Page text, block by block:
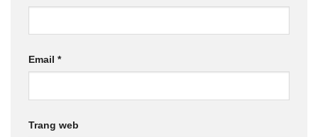
Email *
Trang web